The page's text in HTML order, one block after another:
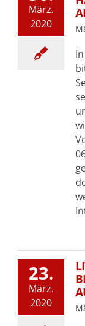
März.
2020
23.
März.
2020